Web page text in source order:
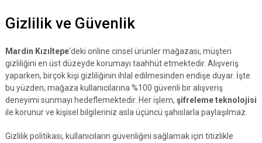
Gizlilik ve Güvenlik
Mardin Kızıltepe‘deki online cinsel ürünler mağazası, müşteri
gizliliğini en üst düzeyde korumayı taahhüt etmektedir. Alışveriş
yaparken, birçok kişi gizliliğinin ihlal edilmesinden endişe duyar. İşte
bu yüzden, mağaza kullanıcılarına %100 güvenli bir alışveriş
deneyimi sunmayı hedeflemektedir. Her işlem, şifreleme teknolojisi
ile korunur ve kişisel bilgileriniz asla üçüncü şahıslarla paylaşılmaz.
Gizlilik politikası, kullanıcıların güvenliğini sağlamak için titizlikle